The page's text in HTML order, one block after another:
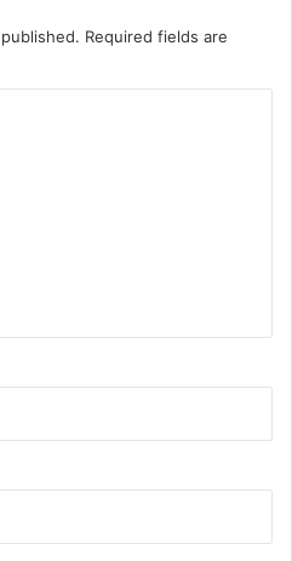
Required fields are